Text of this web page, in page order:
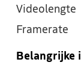
Videolengte
Framerate
Belangrijke